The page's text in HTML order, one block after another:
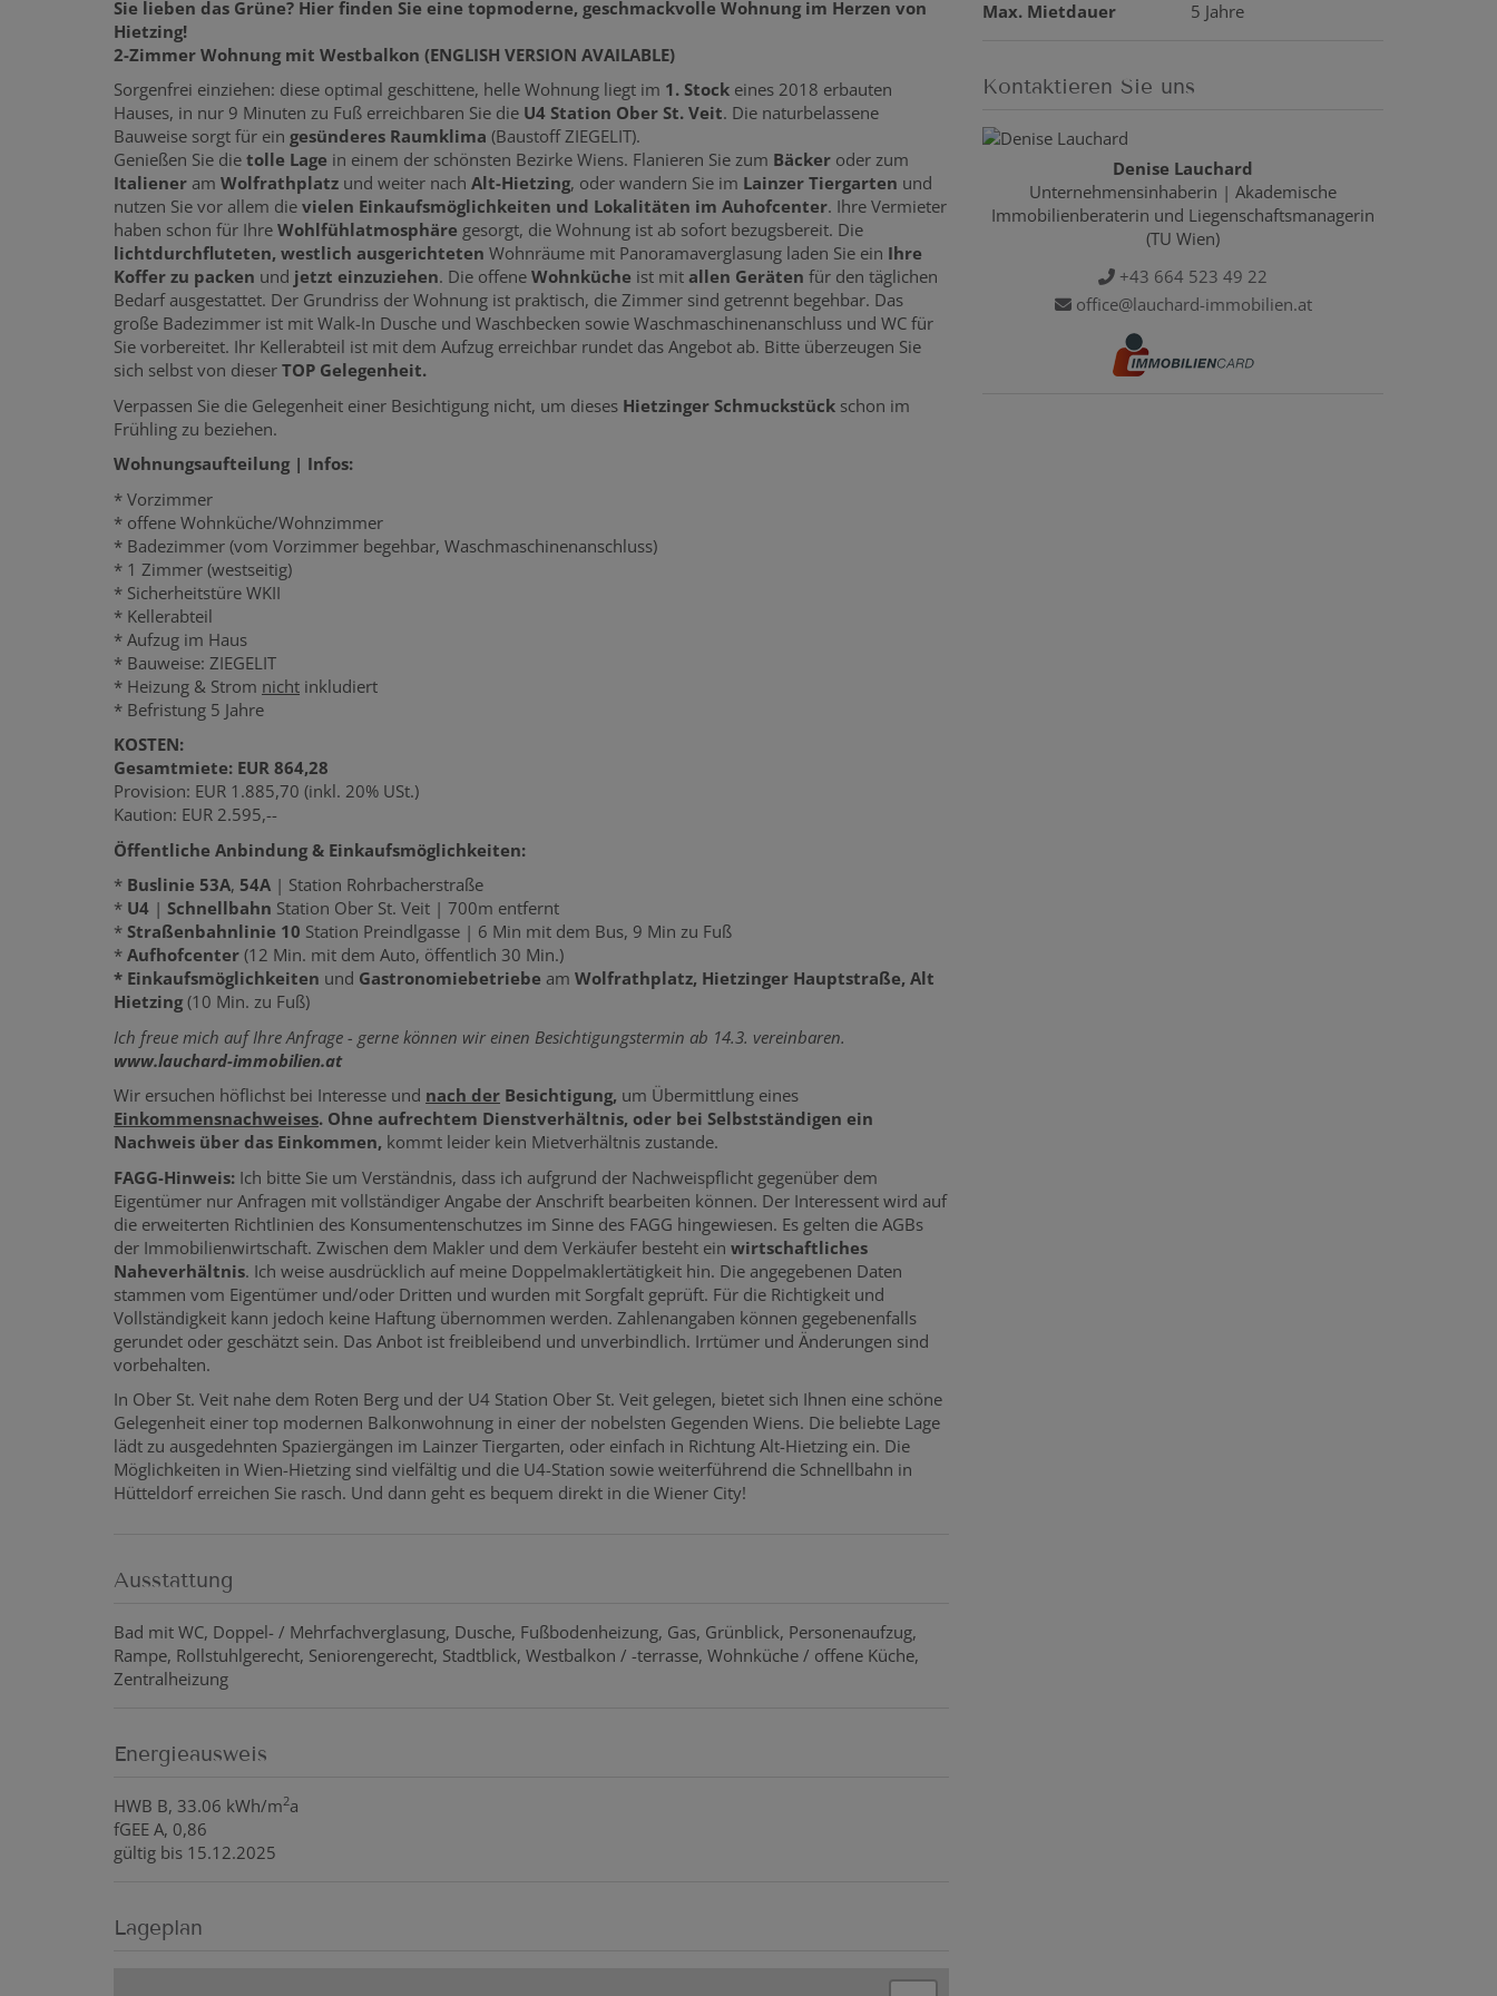
Sie lieben das Grüne? Hier finden Sie eine topmoderne, geschmackvolle Wohnung im Herzen von
Hietzing!
2-Zimmer Wohnung mit Westbalkon (ENGLISH VERSION AVAILABLE)
Sorgenfrei einziehen: diese optimal geschittene, helle Wohnung liegt im 1. Stock eines 2018 erbauten
Hauses, in nur 9 Minuten zu Fuß erreichbaren Sie die U4 Station Ober St. Veit. Die naturbelassene
Bauweise sorgt für ein gesünderes Raumklima (Baustoff ZIEGELIT).
Genießen Sie die tolle Lage in einem der schönsten Bezirke Wiens. Flanieren Sie zum Bäcker oder zum
Italiener am Wolfrathplatz und weiter nach Alt-Hietzing, oder wandern Sie im Lainzer Tiergarten und
nutzen Sie vor allem die vielen Einkaufsmöglichkeiten und Lokalitäten im Auhofcenter. Ihre Vermieter
haben schon für Ihre Wohlfühlatmosphäre gesorgt, die Wohnung ist ab sofort bezugsbereit. Die
lichtdurchfluteten, westlich ausgerichteten Wohnräume mit Panoramaverglasung laden Sie ein Ihre
Koffer zu packen und jetzt einzuziehen. Die offene Wohnküche ist mit allen Geräten für den täglichen
Bedarf ausgestattet. Der Grundriss der Wohnung ist praktisch, die Zimmer sind getrennt begehbar. Das
große Badezimmer ist mit Walk-In Dusche und Waschbecken sowie Waschmaschinenanschluss und WC für
Sie vorbereitet. Ihr Kellerabteil ist mit dem Aufzug erreichbar rundet das Angebot ab. Bitte überzeugen Sie
sich selbst von dieser TOP Gelegenheit.
Verpassen Sie die Gelegenheit einer Besichtigung nicht, um dieses Hietzinger Schmuckstück schon im
Frühling zu beziehen.
Wohnungsaufteilung | Infos:
* Vorzimmer
* offene Wohnküche/Wohnzimmer
* Badezimmer (vom Vorzimmer begehbar, Waschmaschinenanschluss)
* 1 Zimmer (westseitig)
* Sicherheitstüre WKII
* Kellerabteil
* Aufzug im Haus
* Bauweise: ZIEGELIT
* Heizung & Strom nicht inkludiert
* Befristung 5 Jahre
KOSTEN:
Gesamtmiete: EUR 864,28
Provision: EUR 1.885,70 (inkl. 20% USt.)
Kaution: EUR 2.595,--
Öffentliche Anbindung & Einkaufsmöglichkeiten:
* Buslinie 53A, 54A | Station Rohrbacherstraße
* U4 | Schnellbahn Station Ober St. Veit | 700m entfernt
* Straßenbahnlinie 10 Station Preindlgasse | 6 Min mit dem Bus, 9 Min zu Fuß
* Aufhofcenter (12 Min. mit dem Auto, öffentlich 30 Min.)
* Einkaufsmöglichkeiten und Gastronomiebetriebe am Wolfrathplatz, Hietzinger Hauptstraße, Alt
Hietzing (10 Min. zu Fuß)
Ich freue mich auf Ihre Anfrage - gerne können wir einen Besichtigungstermin ab 14.3. vereinbaren.
www.lauchard-immobilien.at
Wir ersuchen höflichst bei Interesse und nach der Besichtigung, um Übermittlung eines
Einkommensnachweises. Ohne aufrechtem Dienstverhältnis, oder bei Selbstständigen ein
Nachweis über das Einkommen, kommt leider kein Mietverhältnis zustande.
FAGG-Hinweis: Ich bitte Sie um Verständnis, dass ich aufgrund der Nachweispflicht gegenüber dem
Eigentümer nur Anfragen mit vollständiger Angabe der Anschrift bearbeiten können. Der Interessent wird auf
die erweiterten Richtlinien des Konsumentenschutzes im Sinne des FAGG hingewiesen. Es gelten die AGBs
der Immobilienwirtschaft. Zwischen dem Makler und dem Verkäufer besteht ein wirtschaftliches
Naheverhältnis. Ich weise ausdrücklich auf meine Doppelmaklertätigkeit hin. Die angegebenen Daten
stammen vom Eigentümer und/oder Dritten und wurden mit Sorgfalt geprüft. Für die Richtigkeit und
Vollständigkeit kann jedoch keine Haftung übernommen werden. Zahlenangaben können gegebenenfalls
gerundet oder geschätzt sein. Das Anbot ist freibleibend und unverbindlich. Irrtümer und Änderungen sind
vorbehalten.
In Ober St. Veit nahe dem Roten Berg und der U4 Station Ober St. Veit gelegen, bietet sich Ihnen eine schöne
Gelegenheit einer top modernen Balkonwohnung in einer der nobelsten Gegenden Wiens. Die beliebte Lage
lädt zu ausgedehnten Spaziergängen im Lainzer Tiergarten, oder einfach in Richtung Alt-Hietzing ein. Die
Möglichkeiten in Wien-Hietzing sind vielfältig und die U4-Station sowie weiterführend die Schnellbahn in
Hütteldorf erreichen Sie rasch. Und dann geht es bequem direkt in die Wiener City!
Ausstattung
Bad mit WC Doppel- / Mehrfachverglasung Dusche Fußbodenheizung Gas Grünblick Personenaufzug
Rampe Rollstuhlgerecht Seniorengerecht Stadtblick Westbalkon / -terrasse Wohnküche / offene Küche
Zentralheizung
Energieausweis
HWB B, 33.06 kWh/m2a
fGEE A, 0,86
gültig bis 15.12.2025
Lageplan
Max. Mietdauer
5 Jahre
Kontaktieren Sie uns
Denise Lauchard
Unternehmensinhaberin | Akademische
Immobilienberaterin und Liegenschaftsmanagerin
(TU Wien)
+43 664 523 49 22
office@lauchard-immobilien.at